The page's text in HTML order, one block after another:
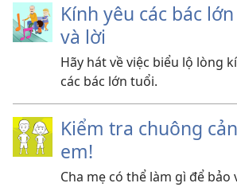
Kính yêu các bác
và lời
Hãy hát về việc biểu lộ lòng
các bác lớn tuổi.
Kiểm tra chuông
em!
Cha mẹ có thể làm gì để bảo